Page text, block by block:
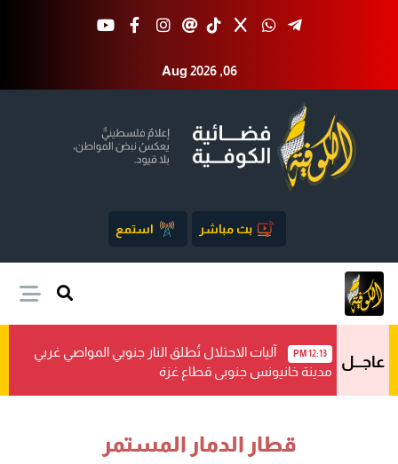
Aug 2026 ,06
بث مباشر استمع
عاجـــل 12:13 PM
آليات الاحتلال تُطلق النار جنوبي المواصي غربي
مدينة خانيونس جنوبي قطاع غزة
قطار الدمار المستمر